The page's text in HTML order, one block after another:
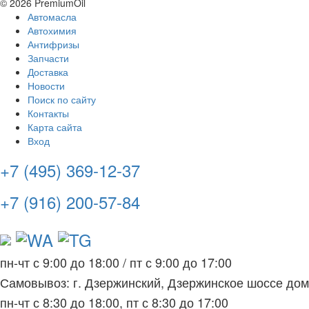
© 2026 PremiumOil
Автомасла
Автохимия
Антифризы
Запчасти
Доставка
Новости
Поиск по сайту
Контакты
Карта сайта
Вход
+7 (495) 369-12-37
+7 (916) 200-57-84
пн-чт с 9:00 до 18:00 / пт с 9:00 до 17:00
Самовывоз: г. Дзержинский, Дзержинское шоссе
пн-чт с 8:30 до 18:00, пт с 8:30 до 17:00